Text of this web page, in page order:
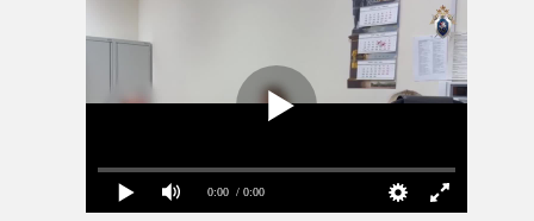
0:00 / 0:00